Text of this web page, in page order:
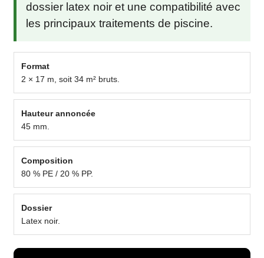
dossier latex noir et une compatibilité avec
les principaux traitements de piscine.
Format
2 × 17 m, soit 34 m² bruts.
Hauteur annoncée
45 mm.
Composition
80 % PE / 20 % PP.
Dossier
Latex noir.